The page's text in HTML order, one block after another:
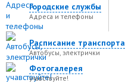
Городские службы
Адреса и телефоны
Расписание транспорта
Автобусы, электрички
Фотогалерея
учавствуйте!